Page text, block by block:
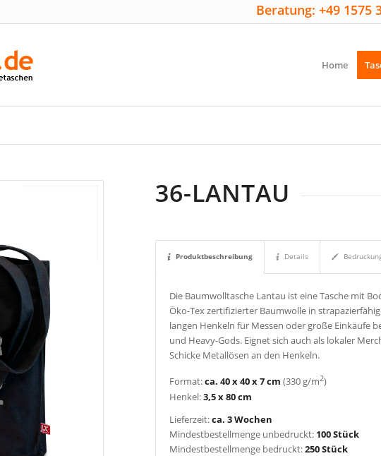
Beratung: +49 1575
Home
36-LANTAU
Produktbeschreibung Details
Die Baumwolltasche Lantau ist eine Tasche mit
Öko-Tex zertifizierter Baumwolle in
langen Henkeln für Messen oder große Einkäufe
und Heavy-Gods. Eignet sich auch als lokaler
Schicke Metallösen an den Henkeln.
Format:ca. 40 x 40 x 7 cm (330 g/m2)
Henkel:3,5 x 80 cm
Lieferzeit:ca. 3 Wochen
Mindestbestellmenge unbedruckt: 100 Stück
Mindestbestellmenge bedruckt:250 Stück